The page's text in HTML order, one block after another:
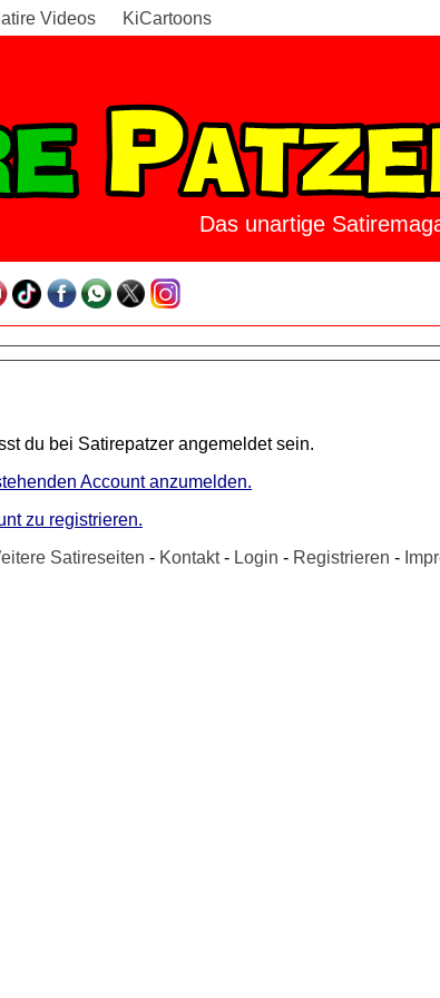
Videos KiCartoons
Das unartige
du bei Satirepatzer angemeldet sein.
Account anzumelden.
zu registrieren.
Satireseiten - Kontakt- Login - Registrieren -